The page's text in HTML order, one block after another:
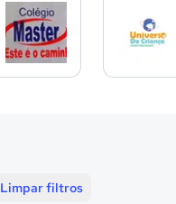
Limpar filtros